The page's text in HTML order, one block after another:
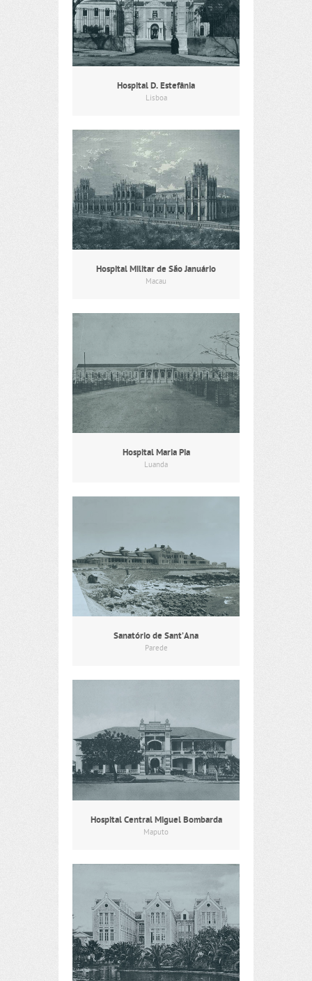
Hospital D. Estefânia
Lisboa
Hospital Militar de São Januário
Macau
Hospital Maria Pia
Luanda
Sanatório de Sant’Ana
Parede
Hospital Central Miguel Bombarda
Maputo